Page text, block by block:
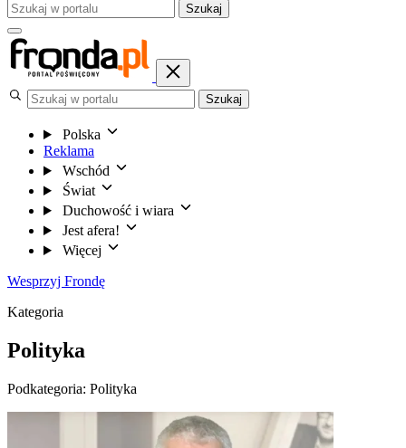
Szukaj
Szukaj
Polska
Reklama
Wschód
Świat
Duchowość i wiara
Jest afera!
Więcej
Wesprzyj Frondę
Kategoria
Polityka
Podkategoria: Polityka